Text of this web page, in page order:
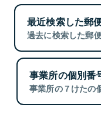
最近検索した郵
過去に検索した郵
事業所の個別番
事業所の７けたの